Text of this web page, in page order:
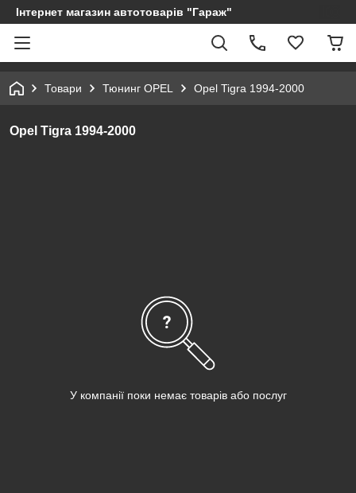
Інтернет магазин автотоварів "Гараж"
Товари Тюнинг OPEL Opel Tigra 1994-2000
Opel Tigra 1994-2000
У компанії поки немає товарів або послуг